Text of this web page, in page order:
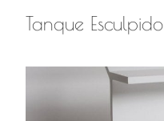
Tanque Esculpido